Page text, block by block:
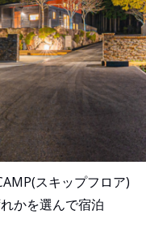
スキップフロア)
かを選んで宿泊